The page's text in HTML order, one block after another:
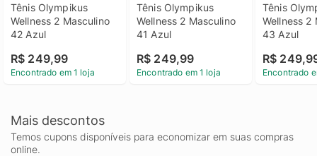
Tênis Olympikus
Wellness 2 Masculino
42 Azul
R$ 249,99
Encontrado em 1 loja
Tênis Olympikus
Wellness 2 Masculino
41 Azul
R$ 249,99
Encontrado em 1 loja
Tênis
Wellness 2
43 Azul
R$
Encontrado
Mais descontos
Temos cupons disponíveis para economizar em suas compras
online.